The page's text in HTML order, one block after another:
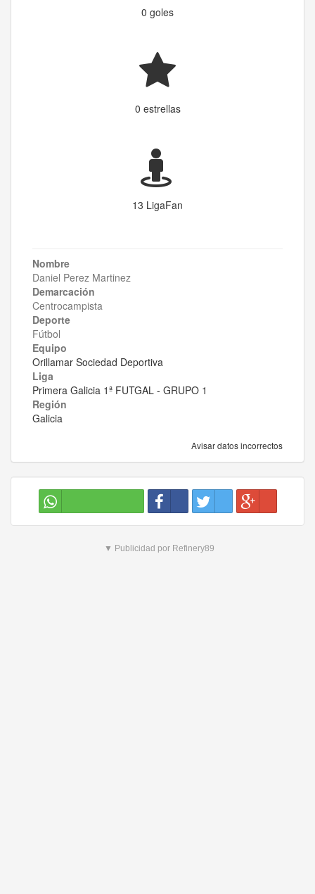
0 goles
0 estrellas
13 LigaFan
Nombre
Daniel Perez Martinez
Demarcación
Centrocampista
Deporte
Fútbol
Equipo
Orillamar Sociedad Deportiva
Liga
Primera Galicia 1ª FUTGAL - GRUPO 1
Región
Galicia
Avisar datos incorrectos
▼ Publicidad por Refinery89